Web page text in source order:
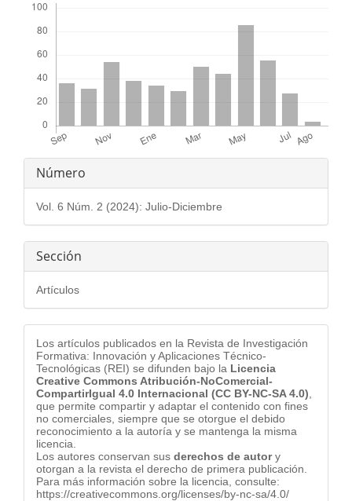
Detalles
del
artículo
Número
Vol. 6 Núm. 2 (2024): Julio-Diciembre
Sección
Artículos
Los artículos publicados en la Revista de Investigación
Formativa: Innovación y Aplicaciones Técnico-
Tecnológicas (REI) se difunden bajo la Licencia
Creative Commons Atribución-NoComercial-
CompartirIgual 4.0 Internacional (CC BY-NC-SA 4.0)
que permite compartir y adaptar el contenido con fines
no comerciales, siempre que se otorgue el debido
reconocimiento a la autoría y se mantenga la misma
licencia.
Los autores conservan sus derechos de autory
otorgan a la revista el derecho de primera publicación.
Para más información sobre la licencia, consulte:
https://creativecommons.org/licenses/by-nc-sa/4.0/